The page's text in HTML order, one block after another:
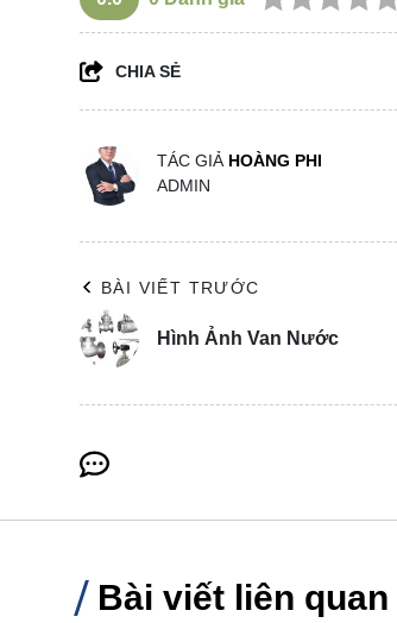
CHIA SẺ
TÁC GIẢ HOÀNG PHI
ADMIN
BÀI VIẾT TRƯỚC
Hình Ảnh Van Nước
Bài viết liên quan